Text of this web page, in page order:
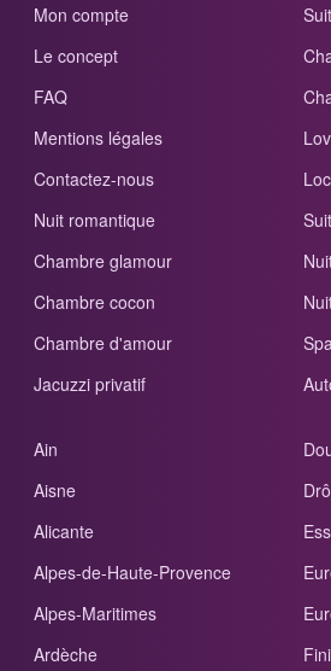
Mon compte
Le concept
FAQ
Mentions légales
Contactez-nous
Nuit romantique
Chambre glamour
Chambre cocon
Chambre d'amour
Jacuzzi privatif
Ain
Aisne
Alicante
Alpes-de-Haute-Provence
Alpes-Maritimes
Ardèche